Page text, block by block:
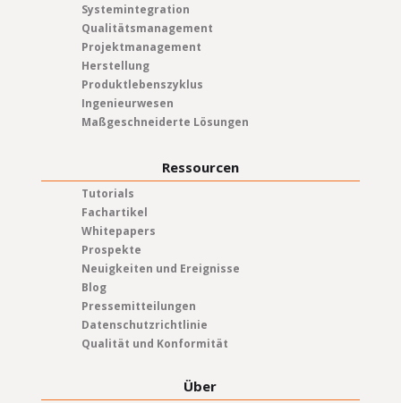
Systemintegration
Qualitätsmanagement
Projektmanagement
Herstellung
Produktlebenszyklus
Ingenieurwesen
Maßgeschneiderte Lösungen
Ressourcen
Tutorials
Fachartikel
Whitepapers
Prospekte
Neuigkeiten und Ereignisse
Blog
Pressemitteilungen
Datenschutzrichtlinie
Qualität und Konformität
Über